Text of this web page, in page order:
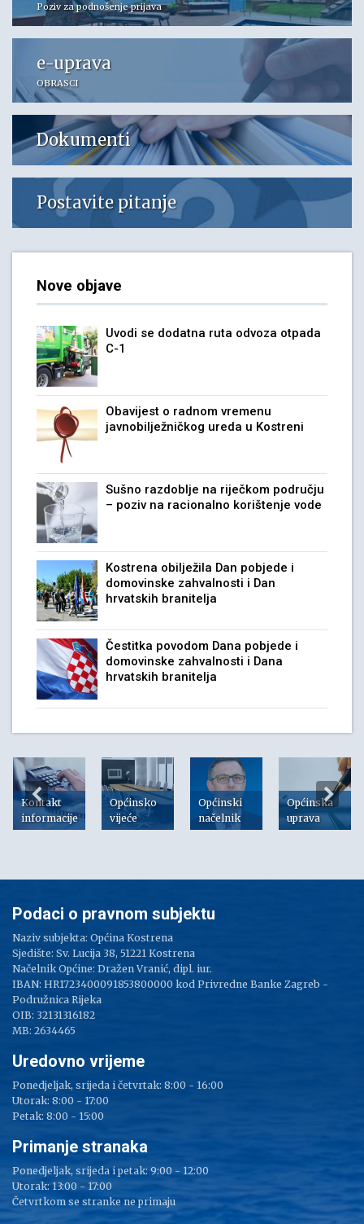
Poziv za podnošenje prijava
e-uprava
OBRASCI
Dokumenti
Postavite pitanje
Nove objave
Uvodi se dodatna ruta odvoza otpada
C-1
Obavijest o radnom vremenu
javnobilježničkog ureda u Kostreni
Sušno razdoblje na riječkom području
– poziv na racionalno korištenje vode
Kostrena obilježila Dan pobjede i
domovinske zahvalnosti i Dan
hrvatskih branitelja
Čestitka povodom Dana pobjede i
domovinske zahvalnosti i Dana
hrvatskih branitelja
Kontakt
informacije
Općinsko
vijeće
Općinski
načelnik
Općinska
uprava
Podaci o pravnom subjektu
Naziv subjekta: Općina Kostrena
Sjedište: Sv. Lucija 38, 51221 Kostrena
Načelnik Općine: Dražen Vranić, dipl. iur.
IBAN: HR1723400091853800000 kod Privredne Banke Zagreb -
Podružnica Rijeka
OIB: 32131316182
MB: 2634465
Uredovno vrijeme
Ponedjeljak, srijeda i četvrtak: 8:00 - 16:00
Utorak: 8:00 - 17:00
Petak: 8:00 - 15:00
Primanje stranaka
Ponedjeljak, srijeda i petak: 9:00 - 12:00
Utorak: 13:00 - 17:00
Četvrtkom se stranke ne primaju